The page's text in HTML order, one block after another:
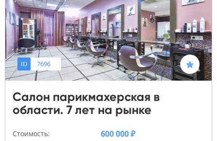
ID 7696
Салон парикмахерская в
области. 7 лет на рынке
Стоимость: 600 000 ₽